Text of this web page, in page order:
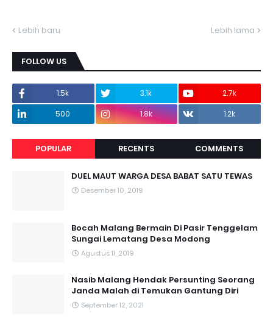
Lebih baru Lebih lama
FOLLOW US
1.5k 3.1k
2.7k
500
1.8k 1.2k
POPULAR RECENTS COMMENTS
DUEL MAUT WARGA DESA BABAT SATU TEWAS
Desember 10, 2019
Bocah Malang Bermain Di Pasir Tenggelam
Sungai Lematang Desa Modong
Agustus 11, 2019
Nasib Malang Hendak Persunting Seorang
Janda Malah di Temukan Gantung Diri
September 12, 2021